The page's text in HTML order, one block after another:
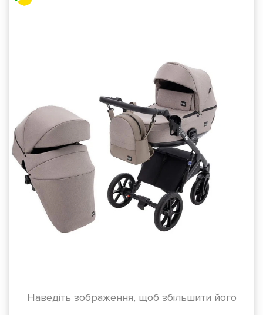
Наведіть зображення, щоб збільшити його